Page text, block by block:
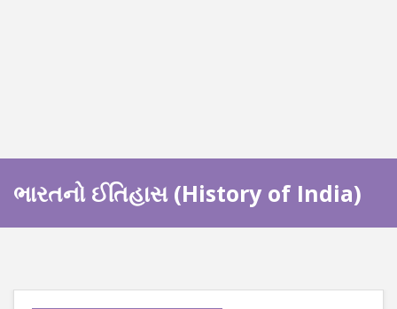
ભારતનો ઈતિહાસ (History of India)